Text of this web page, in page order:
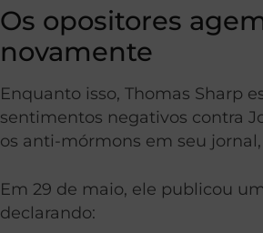
Os opositores
novamente
Enquanto isso, Thomas Sharp
sentimentos negativos contra
os anti-mórmons em seu
Em 29 de maio, ele publicou
declarando: